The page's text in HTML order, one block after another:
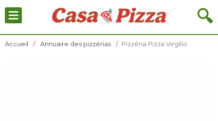
🔍
≡
Accueil Annuaire des pizzérias Pizzéria Pizza Virgilio